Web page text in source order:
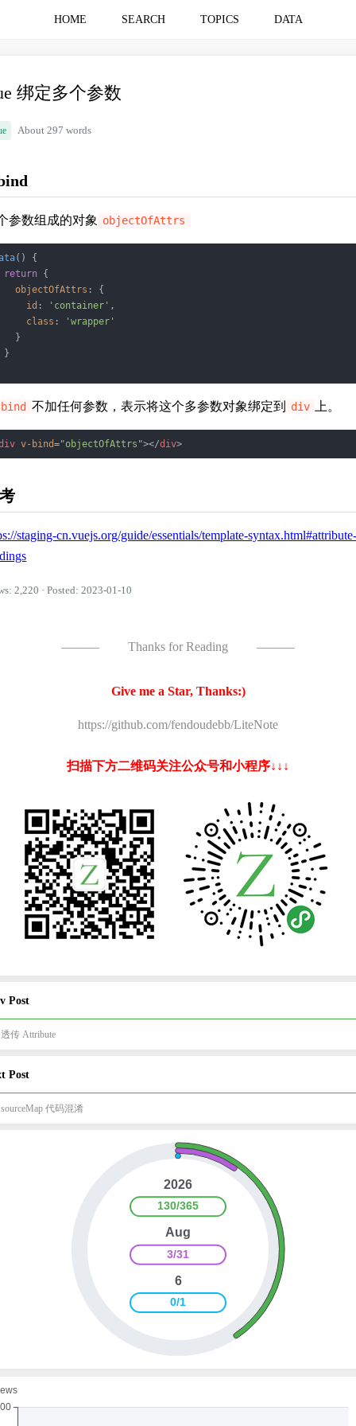
HOME SEARCH TOPICS DATA
绑定多个参数
About 297 words
参数组成的对象 objectOfAttrs
( )
{
return {
objectOfAttrs : {
id : 'container' ,
class :
'wrapper'
}
}
不加任何参数，表示将这个多参数对象绑定到 div 上。
v-bind="objectOfAttrs"></div>
staging-cn.vuejs.org/guide/essentials/template-
2,220 · Posted: 2023-01-10
——— Thanks for Reading ———
Give me a Star, Thanks:)
https://github.com/fendoudebb/LiteNote
扫描下方二维码关注公众号和小程序↓↓↓
Post
传 Attribute
Post
代码混淆